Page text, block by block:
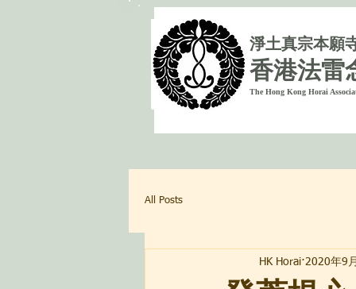
淨土真宗本願
香港法雷
The Hong Kong Horai
All Posts
HK Horai 2020年9